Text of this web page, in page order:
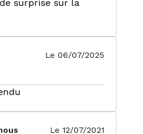
surprise sur la
Le 06/07/2025
Le 12/07/2021